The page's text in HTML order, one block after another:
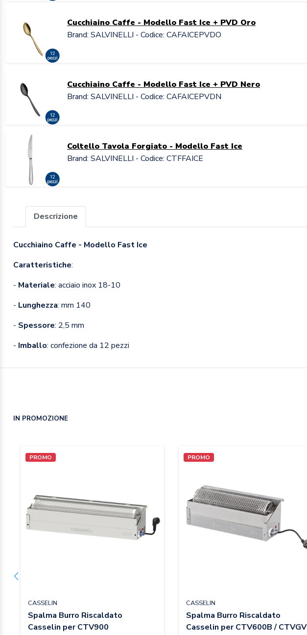
Cucchiaino Caffe - Modello Fast Ice + PVD Oro
Brand: SALVINELLI - Codice: CAFAICEPVDO
Cucchiaino Caffe - Modello Fast Ice + PVD Nero
Brand: SALVINELLI - Codice: CAFAICEPVDN
Coltello Tavola Forgiato - Modello Fast Ice
Brand: SALVINELLI - Codice: CTFFAICE
Descrizione
Cucchiaino Caffe - Modello Fast Ice
Caratteristiche:
- Materiale: acciaio inox 18-10
- Lunghezza: mm 140
- Spessore: 2,5 mm
- Imballo: confezione da 12 pezzi
IN PROMOZIONE
PROMO
CASSELIN
Spalma Burro Riscaldato
Casselin per CTV900
PROMO
CASSELIN
Spalma Burro Riscaldato
Casselin per CTV600B / CTVGV